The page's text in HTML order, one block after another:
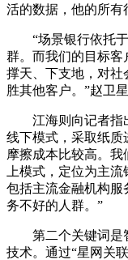
活的数据，他的所有
“场景银行依托于
群。而我们的目标客
撑天、下支地，对社
胜其他客户。”赵卫星
江海则向记者指出
线下模式，采取纸质
摩擦成本比较高。
上模式，定位为主
包括主流金融机构服
务不好的人群。”
第二个关键词是
技术。通过“星网关